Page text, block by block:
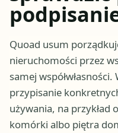
Quoad usum
nieruchomości przez
samej
przypisanie
używania, na przykład
komórki albo piętra